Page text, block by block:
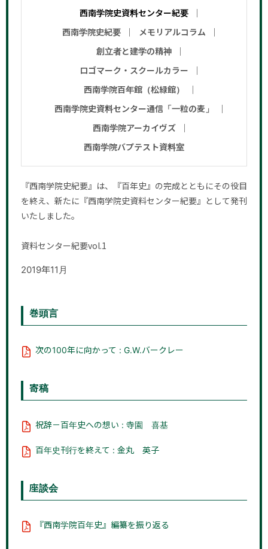
西南学院史資料センター紀要
西南学院史紀要
メモリアルコラム
創立者と建学の精神
ロゴマーク・スクールカラー
西南学院百年館（松緑館）
西南学院史資料センター通信「一粒の麦」
西南学院アーカイヴズ
西南学院バプテスト資料室
『西南学院史紀要』は、『百年史』の完成とともにその役目
を終え、新たに『西南学院史資料センター紀要』として発刊
いたしました。
資料センター紀要vol.1
2019年11月
巻頭言
次の100年に向かって : G.W.バークレー
寄稿
祝辞－百年史への想い : 寺園 喜基
百年史刊行を終えて : 金丸 英子
座談会
『西南学院百年史』編纂を振り返る